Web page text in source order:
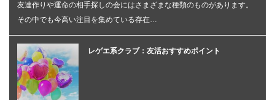
友達作りや運命の相手探しの会にはさまざまな種類のものがあります。
その中でも今高い注目を集めている存在…
レゲエ系クラブ：友活おすすめポイント